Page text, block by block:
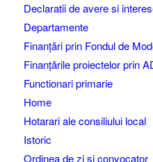
Declaratii de avere si
Departamente
Finanțări prin Fondul de
Finanțările proiectelor prin
Functionari primarie
Home
Hotarari ale consiliului local
Istoric
Ordinea de zi si convocator